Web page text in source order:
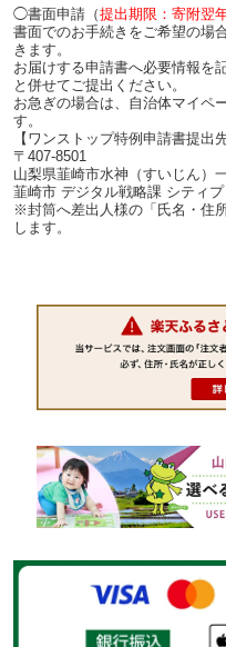
◯書面申請（提出期限：寄附翌
書面でのお手続きをご希望の場
きます。
お届けする申請書へ必要情報を
と併せてご提出ください。
お急ぎの場合は、自治体マイペ
す。
【ワンストップ特例申請書提出先
〒407-8501
山梨県韮崎市水神（すいじん）
韮崎市 デジタル戦略課 シティ
※封筒へ差出人様の「氏名・住
します。